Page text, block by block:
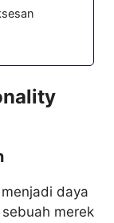
daya
merek